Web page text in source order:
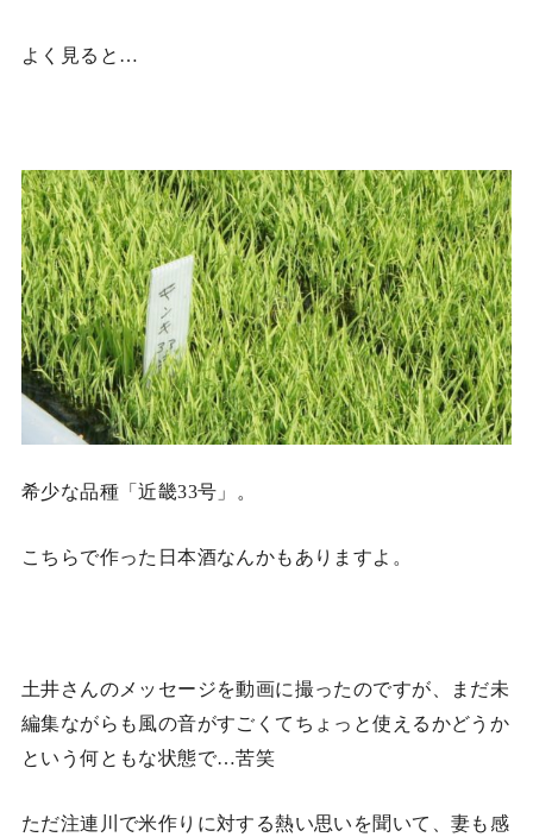
よく見ると…
希少な品種「近畿33号」。
こちらで作った日本酒なんかもありますよ。
土井さんのメッセージを動画に撮ったのですが、まだ未
編集ながらも風の音がすごくてちょっと使えるかどうか
という何ともな状態で…苦笑
ただ注連川で米作りに対する熱い思いを聞いて、妻も感